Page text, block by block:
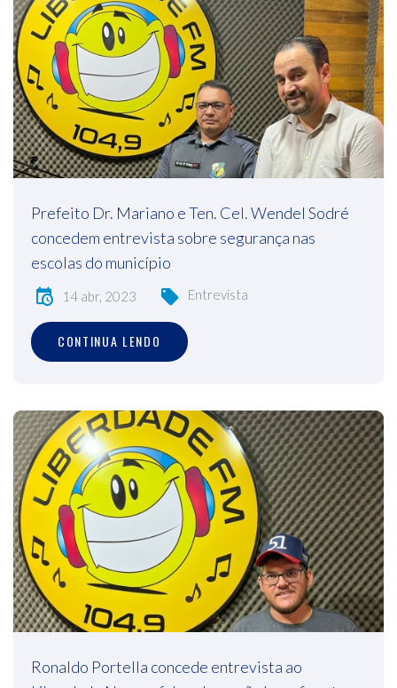
Prefeito Dr. Mariano e Ten. Cel. Wendel Sodré
concedem entrevista sobre segurança nas
escolas do município
14 abr, 2023 Entrevista
CONTINUA LENDO
Ronaldo Portella concede entrevista ao